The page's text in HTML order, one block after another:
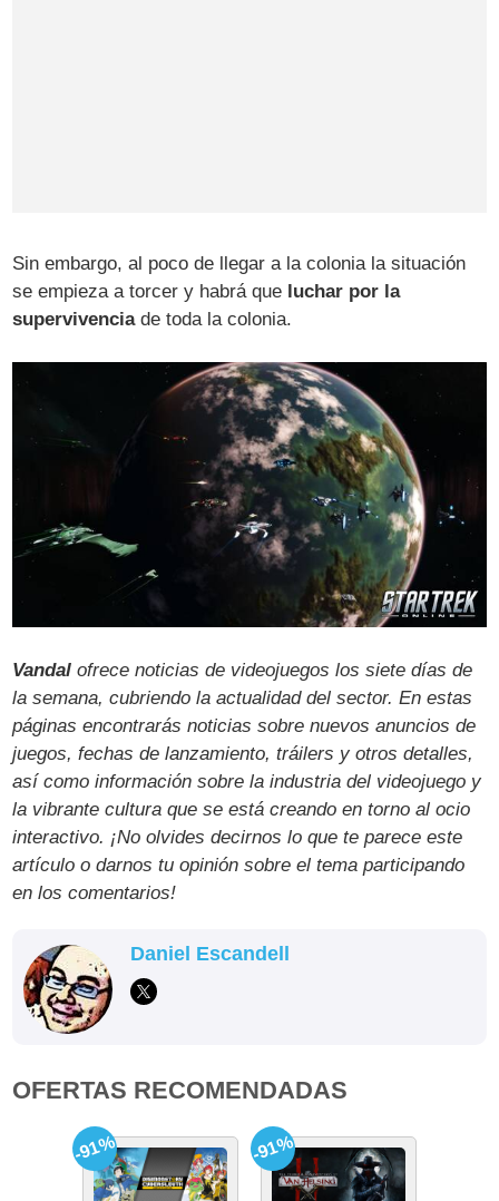
Sin embargo, al poco de llegar a la colonia la situación
se empieza a torcer y habrá que luchar por la
supervivenciade toda la colonia.
Vandal ofrece noticias de videojuegos los siete días de
la semana, cubriendo la actualidad del sector. En estas
páginas encontrarás noticias sobre nuevos anuncios de
juegos, fechas de lanzamiento, tráilers y otros detalles,
así como información sobre la industria del videojuego y
la vibrante cultura que se está creando en torno al ocio
interactivo. ¡No olvides decirnos lo que te parece este
artículo o darnos tu opinión sobre el tema participando
en los comentarios!
Daniel Escandell
OFERTAS RECOMENDADAS
-91% -91%